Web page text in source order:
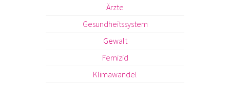
Ärzte
Gesundheitssystem
Gewalt
Femizid
Klimawandel